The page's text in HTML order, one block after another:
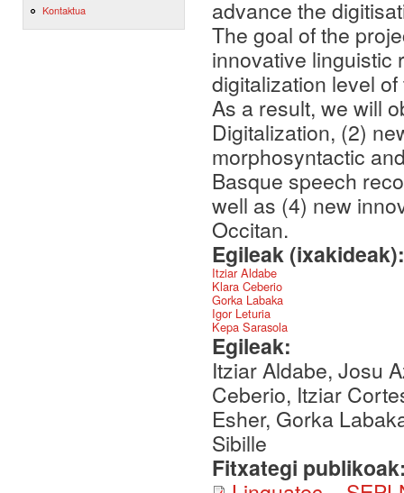
Kontaktua
advance the
The goal of the
innovative linguistic
digitalization level
As a result, we will
Digitalization, (2)
morphosyntactic
Basque speech
well as (4) new
Occitan.
Egileak
Itziar Aldabe
Klara Ceberio
Gorka Labaka
Igor Leturia
Kepa Sarasola
Egileak:
Itziar Aldabe, Josu
Ceberio, Itziar
Esher, Gorka
Sibille
Fitxategi